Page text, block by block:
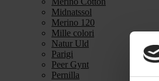
Midnatssol
Merino 120
Mille colori
Natur Uld
Parigi
Peer Gynt
Pernilla